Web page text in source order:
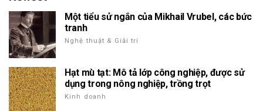
Một tiểu sử ngắn của Mikhail Vrubel, các bức
tranh
Nghệ thuật & Giải trí
Hạt mù tạt: Mô tả lớp công nghiệp, được sử
dụng trong nông nghiệp, trồng trọt
Kinh doanh